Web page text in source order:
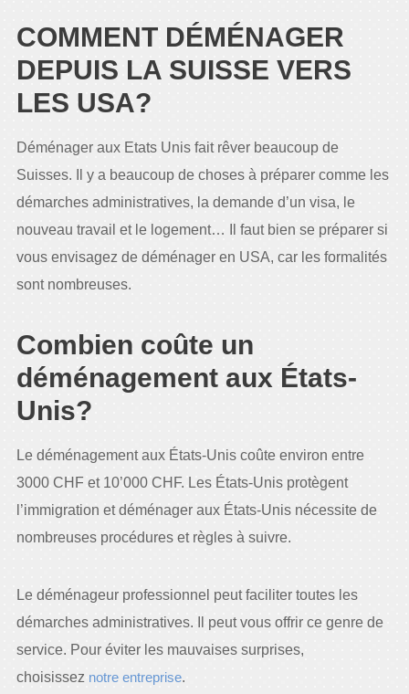
COMMENT DÉMÉNAGER
DEPUIS LA SUISSE VERS
LES USA?
Déménager aux Etats Unis fait rêver beaucoup de
Suisses. Il y a beaucoup de choses à préparer comme les
démarches administratives, la demande d’un visa, le
nouveau travail et le logement… Il faut bien se préparer si
vous envisagez de déménager en USA, car les formalités
sont nombreuses.
Combien coûte un
déménagement aux États-
Unis?
Le déménagement aux États-Unis coûte environ entre
3000 CHF et 10’000 CHF. Les États-Unis protègent
l’immigration et déménager aux États-Unis nécessite de
nombreuses procédures et règles à suivre.
Le déménageur professionnel peut faciliter toutes les
démarches administratives. Il peut vous offrir ce genre de
service. Pour éviter les mauvaises surprises,
choisissez notre entreprise.